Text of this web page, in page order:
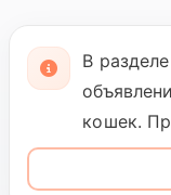
В
кошек.